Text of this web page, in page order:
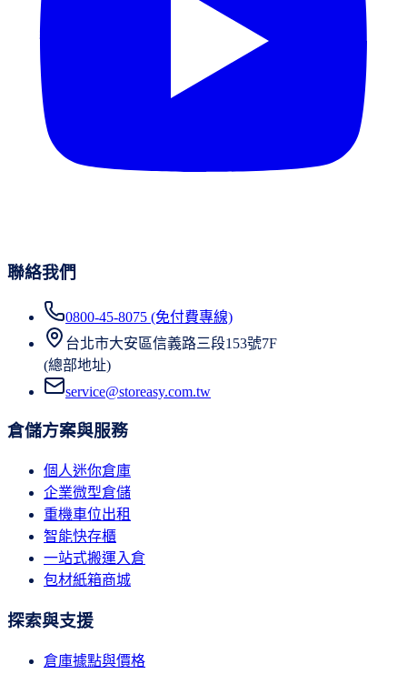
聯絡我們
0800-45-8075 (免付費專線)
台北市大安區信義路三段153號7F
(總部地址)
service@storeasy.com.tw
倉儲方案與服務
個人迷你倉庫
企業微型倉儲
重機車位出租
智能快存櫃
一站式搬運入倉
包材紙箱商城
探索與支援
倉庫據點與價格